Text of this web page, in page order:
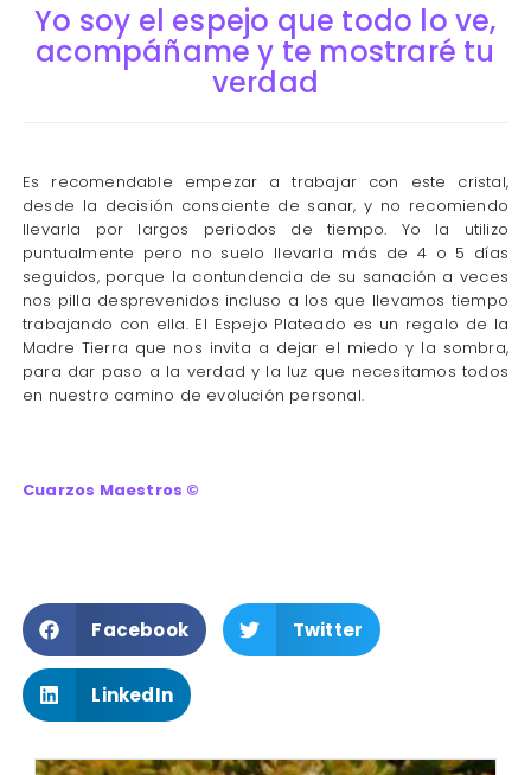
Yo soy el espejo que todo lo ve,
acompáñame y te mostraré tu
verdad
Es recomendable empezar a trabajar con este cristal,
desde la decisión consciente de sanar, y no recomiendo
llevarla por largos periodos de tiempo. Yo la utilizo
puntualmente pero no suelo llevarla más de 4 o 5 días
seguidos, porque la contundencia de su sanación a veces
nos pilla desprevenidos incluso a los que llevamos tiempo
trabajando con ella. El Espejo Plateado es un regalo de la
Madre Tierra que nos invita a dejar el miedo y la sombra,
para dar paso a la verdad y la luz que necesitamos todos
en nuestro camino de evolución personal.
Cuarzos Maestros ©
Facebook Twitter
LinkedIn